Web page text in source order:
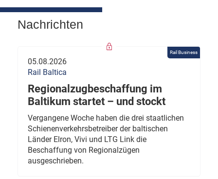
Nachrichten
Rail Business
05.08.2026
Rail Baltica
Regionalzugbeschaffung im
Baltikum startet – und stockt
Vergangene Woche haben die drei staatlichen
Schienenverkehrsbetreiber der baltischen
Länder Elron, Vivi und LTG Link die
Beschaffung von Regionalzügen
ausgeschrieben.